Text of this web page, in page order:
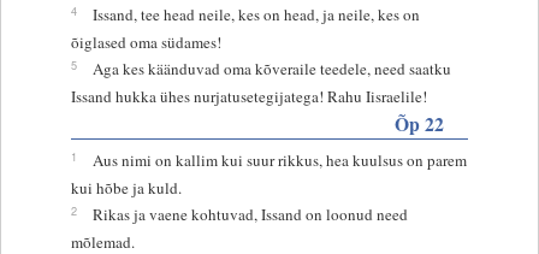
4
Issand, tee head neile, kes on head, ja neile, kes on
õiglased oma südames!
5
Aga kes käänduvad oma kõveraile teedele, need saatku
Issand hukka ühes nurjatusetegijatega! Rahu Iisraelile!
Õp 22
1
Aus nimi on kallim kui suur rikkus, hea kuulsus on parem
kui hõbe ja kuld.
2
Rikas ja vaene kohtuvad, Issand on loonud need
mõlemad.